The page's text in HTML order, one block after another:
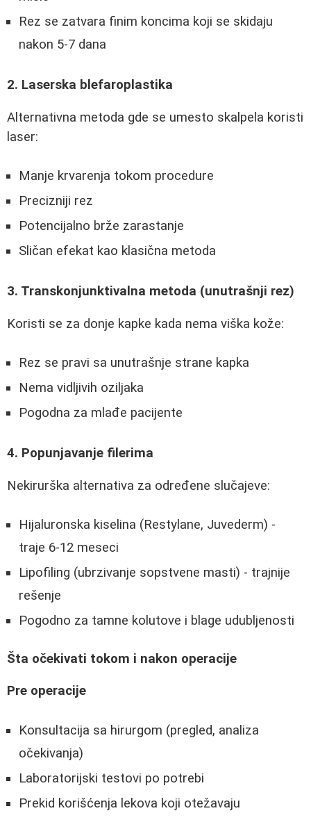
Rez se zatvara finim koncima koji se skidaju
nakon 5-7 dana
2. Laserska blefaroplastika
Alternativna metoda gde se umesto skalpela koristi
laser:
Manje krvarenja tokom procedure
Precizniji rez
Potencijalno brže zarastanje
Sličan efekat kao klasična metoda
3. Transkonjunktivalna metoda (unutrašnji rez)
Koristi se za donje kapke kada nema viška kože:
Rez se pravi sa unutrašnje strane kapka
Nema vidljivih oziljaka
Pogodna za mlađe pacijente
4. Popunjavanje filerima
Nekirurška alternativa za određene slučajeve:
Hijaluronska kiselina (Restylane, Juvederm) -
traje 6-12 meseci
Lipofiling (ubrzivanje sopstvene masti) - trajnije
rešenje
Pogodno za tamne kolutove i blage udubljenosti
Šta očekivati tokom i nakon operacije
Pre operacije
Konsultacija sa hirurgom (pregled, analiza
očekivanja)
Laboratorijski testovi po potrebi
Prekid korišćenja lekova koji otežavaju